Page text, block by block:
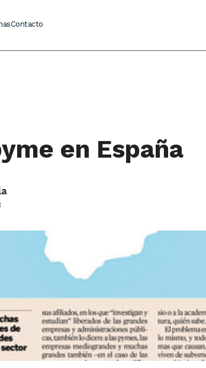
Contacto
en España